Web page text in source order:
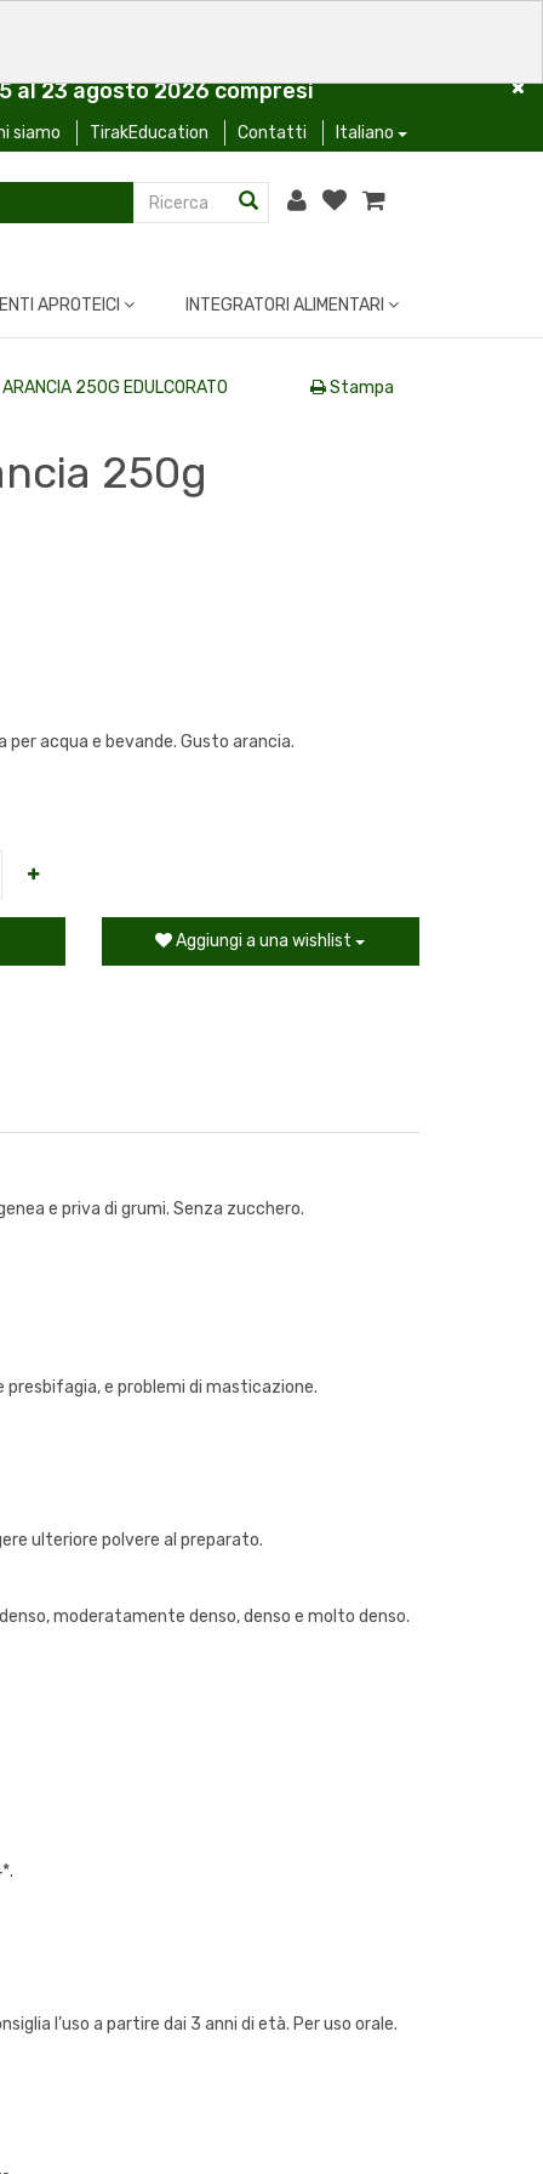
al 23 agosto 2026 compresi
siamo TirakEducation Contatti Italiano
APROTEICI INTEGRATORI ALIMENTARI
250G EDULCORATO Stampa
250g
acqua e bevande. Gusto arancia.
Aggiungi a una wishlist
e priva di grumi. Senza zucchero.
e problemi di masticazione.
ulteriore polvere al preparato.
moderatamente denso, denso e molto denso.
l’uso a partire dai 3 anni di età. Per uso orale.